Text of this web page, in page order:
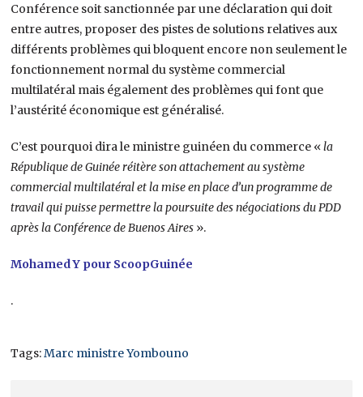
Conférence soit sanctionnée par une déclaration qui doit
entre autres, proposer des pistes de solutions relatives aux
différents problèmes qui bloquent encore non seulement le
fonctionnement normal du système commercial
multilatéral mais également des problèmes qui font que
l’austérité économique est généralisé.
C’est pourquoi dira le ministre guinéen du commerce «la
République de Guinée réitère son attachement au système
commercial multilatéral et la mise en place d’un programme de
travail qui puisse permettre la poursuite des négociations du PDD
après la Conférence de Buenos Aires ».
Mohamed Y pour ScoopGuinée
.
Tags:Marc ministre Yombouno